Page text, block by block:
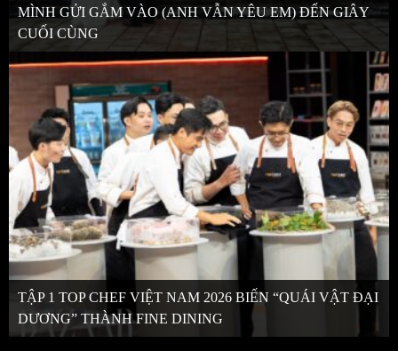
MÌNH GỬI GẮM VÀO (ANH VẪN YÊU EM) ĐẾN GIÂY
CUỐI CÙNG
TẬP 1 TOP CHEF VIỆT NAM 2026 BIẾN “QUÁI VẬT ĐẠI
DƯƠNG” THÀNH FINE DINING